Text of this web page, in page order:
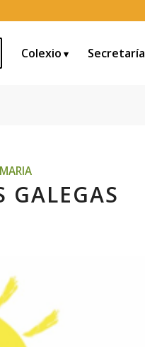
Colexio Secretaría
GALEGAS